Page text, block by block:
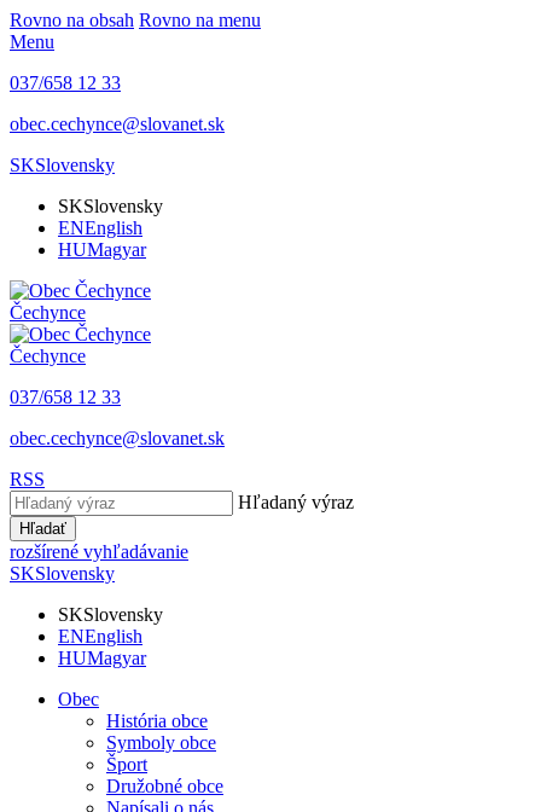
Rovno na obsah Rovno na menu
Menu
037/658 12 33
obec.cechynce@slovanet.sk
SKSlovensky
SKSlovensky
ENEnglish
HUMagyar
Čechynce
Čechynce
037/658 12 33
obec.cechynce@slovanet.sk
RSS
Hľadaný výraz
Hľadať
rozšírené vyhľadávanie
SKSlovensky
SKSlovensky
ENEnglish
HUMagyar
Obec
História obce
Symboly obce
Šport
Družobné obce
Napísali o nás